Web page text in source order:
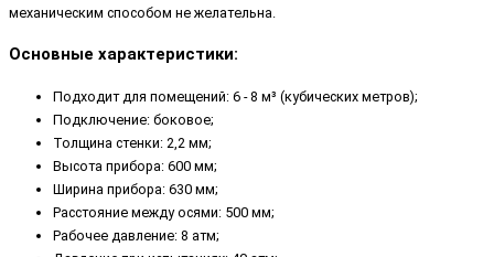
механическим способом не желательна.
Основные характеристики:
Подходит для помещений: 6 - 8 м³ (кубических метров);
Подключение: боковое;
Толщина стенки: 2,2 мм;
Высота прибора: 600 мм;
Ширина прибора: 630 мм;
Расстояние между осями: 500 мм;
Рабочее давление: 8 атм;